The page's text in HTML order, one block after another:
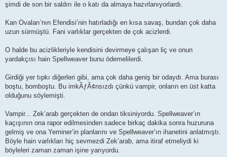
şimdi de son bir saldırı ile o katı da almaya hazırlanıyorlardı.
Kan Ovaları’nın Efendisi’nin hatırladığı en kısa savaş, bundan çok daha
uzun sürmüştü. Fani varlıklar gerçekten de çok acizlerdi.
O halde bu acizlikleriyle kendisini devirmeye çalışan liç ve onun
yardakçısı hain Spellweaver bunu ödemelilerdi.
Girdiği yer tıpkı diğerleri gibi, ama çok daha geniş bir odaydı. Ama burası
boştu, bomboştu. Bu imkÃƒÂ¢nsızdı çünkü vampir, onların en üst katta
olduğunu söylemişti.
Vampir... Zek’arab gerçekten de ondan tiksiniyordu. Spellweaver’ın
kaçışının ona rapor edilmesinden sadece birkaç dakika sonra huzuruna
gelmiş ve ona Yeminer’in planlarını ve Spellweaver’ın ihanetini anlatmıştı.
Böyle hain varlıkları hiç sevmezdi Zek’arab, ama itiraf etmeliydi ki
böyleleri zaman zaman işine yarıyordu.